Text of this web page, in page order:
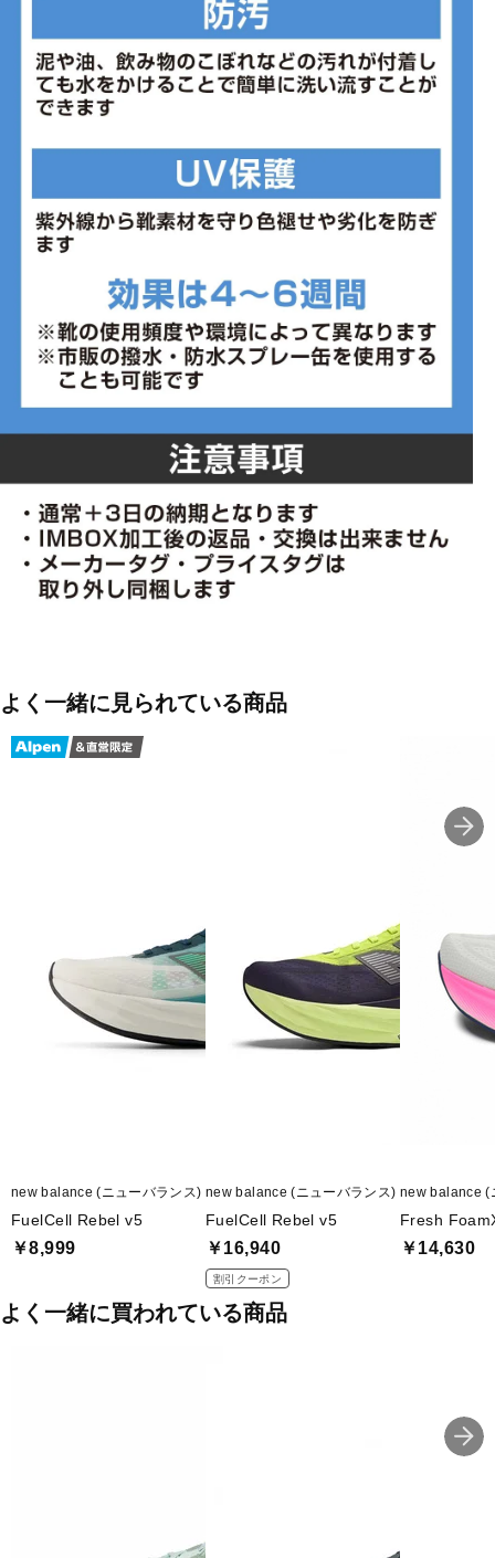
※ワイズを確認の上お買い求め下さい。また、足のサイズは甲高、
幅等個人差がありますので、あくまで目安としてご判断ください。
よく一緒に見られている商品
new balance (ニューバランス)
FuelCell Rebel v5
￥8,999
new balance (ニューバランス)
FuelCell Rebel v5
￥16,940
割引クーポン
new balance (
Fresh
￥14,630
よく一緒に買われている商品